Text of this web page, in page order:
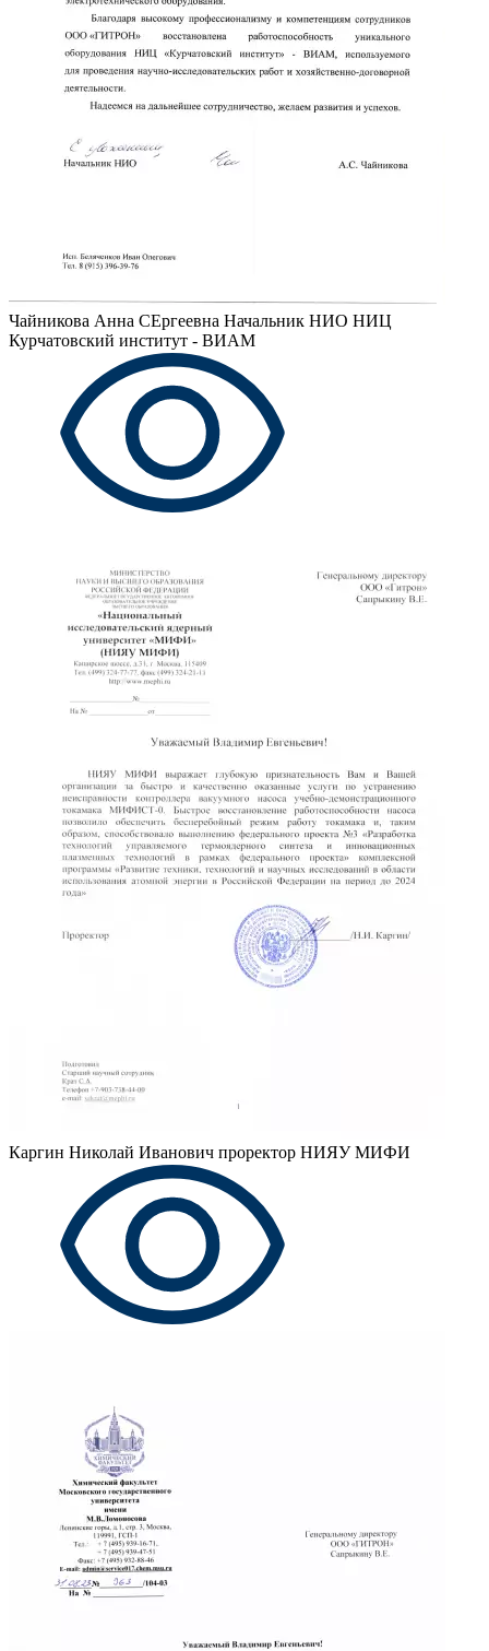
Чайникова Анна СЕргеевна Начальник НИО НИЦ
Курчатовский институт - ВИАМ
Каргин Николай Иванович проректор НИЯУ МИФИ